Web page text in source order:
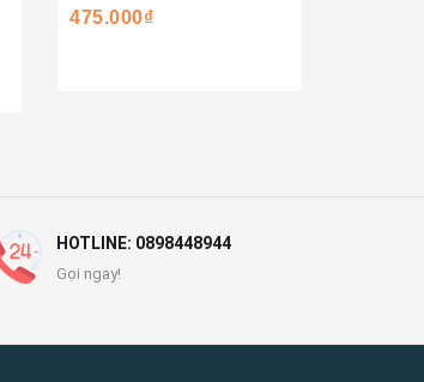
475.000₫
HOTLINE: 0898448944
Gọi ngay!